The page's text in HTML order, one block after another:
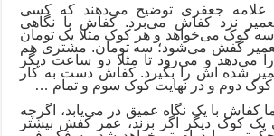
علامه جعفری توضیح می‌دهند که کسی
نزد کفاش می‌برد. کفاش با نگاهی
کوک می‌خواهد و هر کوک مثلا یک تومان
کفش می‌شود؛ سه تومان. مشتری هم
می‌دهد و می‌رود تا مثلا دو ساعت دیگر
شده اش را بگیرد.کفاش دست به کار
دوم و در نهایت کوک سوم و تمام …
کفاش با یک نگاه عمیق در می‌یابد، اگرچه
یک کوک دیگر اگر بزند، عمر کفش بیشتر